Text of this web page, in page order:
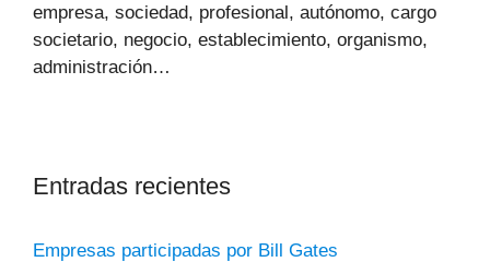
empresa, sociedad, profesional, autónomo, cargo
societario, negocio, establecimiento, organismo,
administración…
Entradas recientes
Empresas participadas por Bill Gates